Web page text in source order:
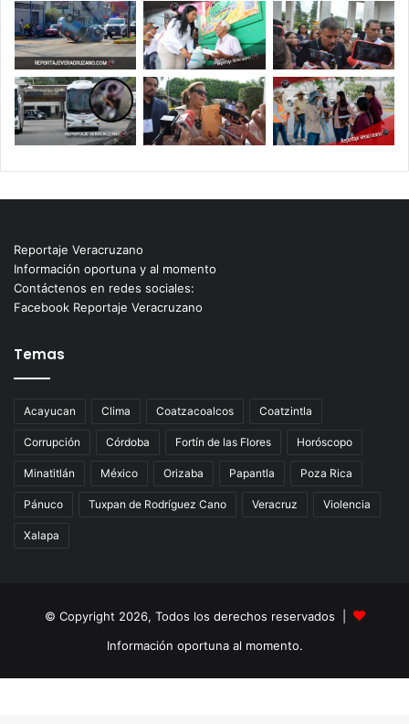
Reportaje Veracruzano
Información oportuna y al momento
Contáctenos en redes sociales:
Facebook Reportaje Veracruzano
Temas
Acayucan Clima Coatzacoalcos Coatzintla
Corrupción Córdoba Fortín de las Flores Horóscopo
Minatitlán México Orizaba Papantla Poza Rica
Pánuco Tuxpan de Rodríguez Cano Veracruz Violencia
Xalapa
© Copyright 2026, Todos los derechos reservados |
Información oportuna al momento.